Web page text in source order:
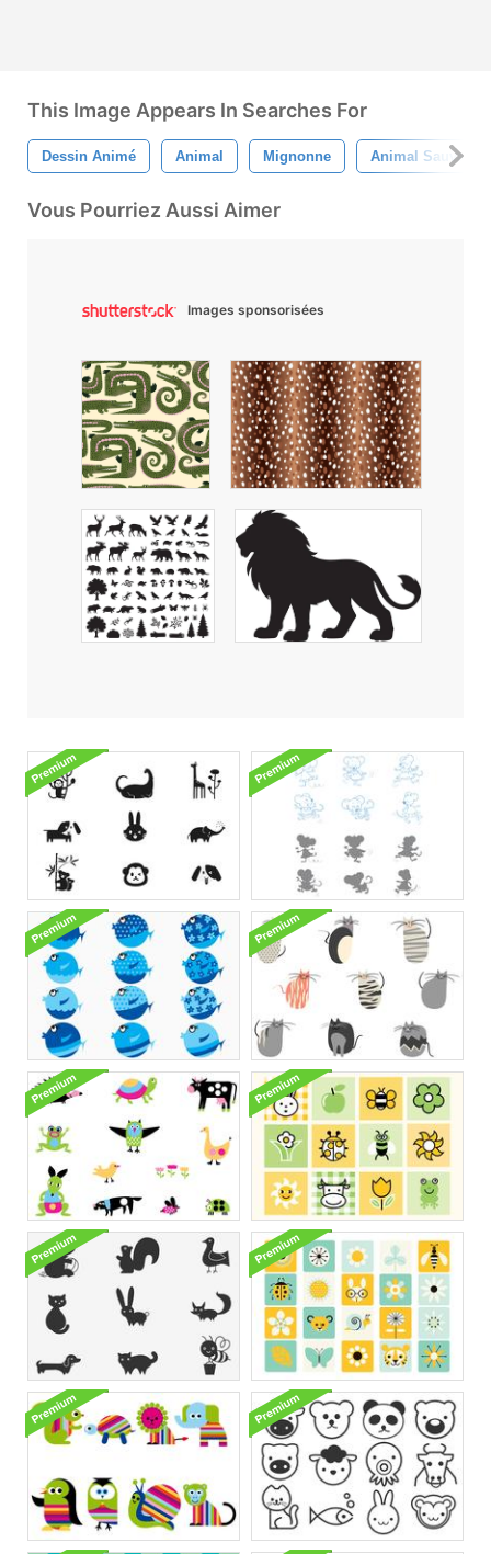
This Image Appears In Searches For
Dessin Animé Animal Mignonne Animal Sauvage
Vous Pourriez Aussi Aimer
Images sponsorisées